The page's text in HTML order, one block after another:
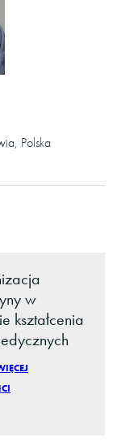
Polska
w
kształcenia